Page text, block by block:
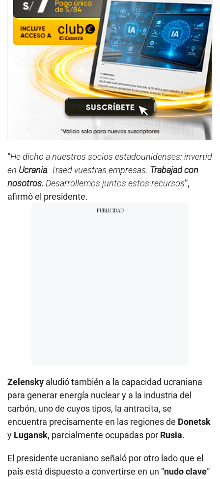
“He dicho a nuestros socios estadounidenses: invertid
en Ucrania. Traed vuestras empresas. Trabajad con
nosotros. Desarrollemos juntos estos recursos”,
afirmó el presidente.
Zelensky aludió también a la capacidad ucraniana
para generar energía nuclear y a la industria del
carbón, uno de cuyos tipos, la antracita, se
encuentra precisamente en las regiones de Donetsk
y Lugansk, parcialmente ocupadas por Rusia.
El presidente ucraniano señaló por otro lado que el
país está dispuesto a convertirse en un “nudo clave”